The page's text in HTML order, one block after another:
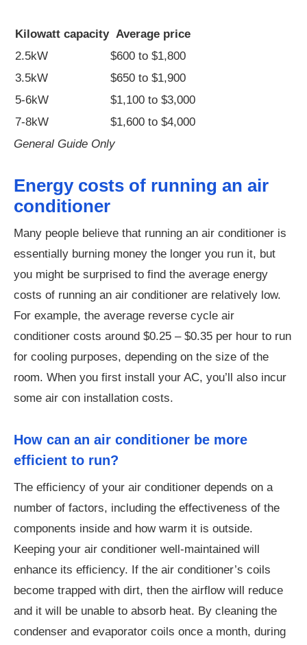
Kilowatt capacity Average price
2.5kW
$600 to $1,800
3.5kW
$650 to $1,900
5-6kW
$1,100 to $3,000
7-8kW
$1,600 to $4,000
General Guide Only
Energy costs of running an air
conditioner
Many people believe that running an air conditioner is
essentially burning money the longer you run it, but
you might be surprised to find the average energy
costs of running an air conditioner are relatively low.
For example, the average reverse cycle air
conditioner costs around $0.25 – $0.35 per hour to run
for cooling purposes, depending on the size of the
room. When you first install your AC, you’ll also incur
some air con installation costs.
How can an air conditioner be more
efficient to run?
The efficiency of your air conditioner depends on a
number of factors, including the effectiveness of the
components inside and how warm it is outside.
Keeping your air conditioner well-maintained will
enhance its efficiency. If the air conditioner’s coils
become trapped with dirt, then the airflow will reduce
and it will be unable to absorb heat. By cleaning the
condenser and evaporator coils once a month, during